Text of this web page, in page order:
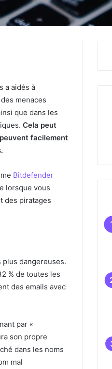
a aidés à
menaces
que dans les
Cela peut
facilement
Bitdefender
lorsque vous
des piratages
plus dangereuses.
% de toutes les
des emails avec
par «
son propre
dans les noms
mal